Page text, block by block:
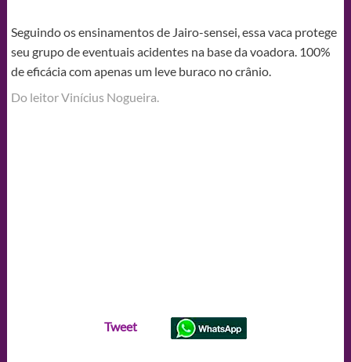
Seguindo os ensinamentos de Jairo-sensei, essa vaca protege
seu grupo de eventuais acidentes na base da voadora. 100%
de eficácia com apenas um leve buraco no crânio.
Do leitor Vinícius Nogueira.
Tweet